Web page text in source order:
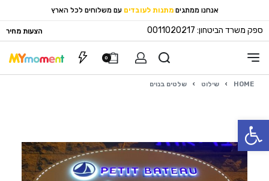
פתח סרגל נגישות
אנחנו ממתגים מתנות לעובדים עם משלוחים לכל הארץ
ספק משרד הביטחון: 0011020217 הצעות מחיר
0
HOME
› שילוט › שלטים בנוים